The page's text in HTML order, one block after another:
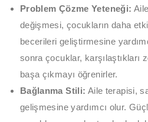
Problem Çözme Yeteneği:
değişmesi, çocukların daha
becerileri geliştirmesine
sonra çocuklar, karşılaştıkları
başa çıkmayı öğrenirler.
Bağlanma Stili: Aile terapisi,
gelişmesine yardımcı olur.